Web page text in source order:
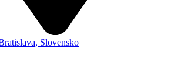
Slovensko